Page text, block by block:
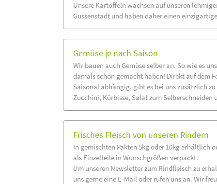
Unsere Kartoffeln wachsen auf unseren
Gussenstadt und haben daher einen
Gemüse je nach Saison
Wir bauen auch Gemüse selber an. So wie es
damals schon gemacht haben! Direkt auf dem
Saisonal abhängig, gibt es bei uns zusätzlich
Zucchini, Kürbisse, Salat zum Selberschneiden
Frisches Fleisch von unseren Rindern
In gemischten Pakten 5kg oder 10kg erhältlich
als Einzelteile in Wunschgrößen verpackt.
Um unseren Newsletter zum Rindfleisch zu
uns gerne eine E-Mail oder rufen uns an. Wir